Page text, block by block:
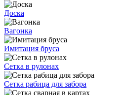
Доска
Вагонка
Имитация бруса
Сетка в рулонах
Сетка рабица для забора